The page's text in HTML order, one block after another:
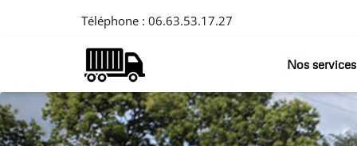
Téléphone : 06.63.53.17.27
Nos services